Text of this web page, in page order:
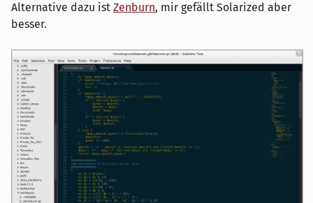
Alternative dazu ist Zenburn, mir gefällt Solarized aber
besser.